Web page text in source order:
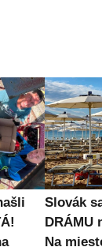
Slovák
DRÁMU
Na